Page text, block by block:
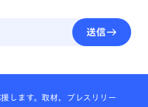
送信
します。取材、プレスリリー